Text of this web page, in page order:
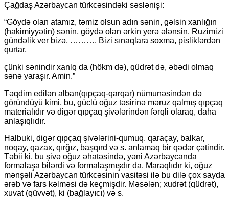
Çağdaş Azərbaycan türkcəsindəki səslənişi:
“Göydə olan atamız, təmiz olsun adın sənin, gəlsin xanlığın
(hakimiyyətin) sənin, göydə olan ərkin yerə ələnsin. Ruzimizi
gündəlik ver bizə, ………. Bizi sınaqlara soxma, pisliklərdən
qurtar,
çünki sənindir xanlq da (hökm də), qüdrət də, əbədi olmaq
sənə yaraşır. Amin.”
Təqdim edilən alban(qıpçaq-qarqar) nümunəsindən də
göründüyü kimi, bu, güclü oğuz təsirinə məruz qalmış qıpçaq
materialıdır və digər qıpçaq şivələrindən fərqli olaraq, daha
anlaşıqlıdır.
Halbuki, digər qıpçaq şivələrini-qumuq, qaraçay, balkar,
noqay, qazax, qırğız, başqırd və s. anlamaq bir qədər çətindir.
Təbii ki, bu şivə oğuz əhatəsində, yəni Azərbaycanda
formalaşa bilərdi və formalaşmışdır da. Maraqlıdır ki, oğuz
mənşəli Azərbaycan türkcəsinin vasitəsi ilə bu dilə çox sayda
ərəb və fars kəlməsi də keçmişdir. Məsələn; xudrət (qüdrət),
xuvat (qüvvət), ki (bağlayıcı) və s.